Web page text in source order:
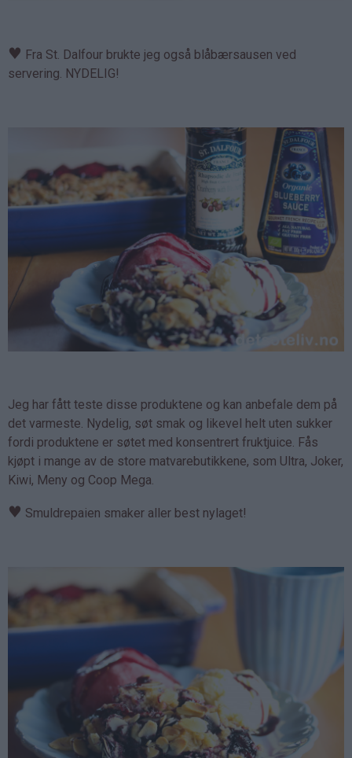
♥ Fra St. Dalfour brukte jeg også blåbærsausen ved
servering. NYDELIG!
Jeg har fått teste disse produktene og kan anbefale dem på
det varmeste. Nydelig, søt smak og likevel helt uten sukker
fordi produktene er søtet med konsentrert fruktjuice. Fås
kjøpt i mange av de store matvarebutikkene, som Ultra, Joker,
Kiwi, Meny og Coop Mega.
♥ Smuldrepaien smaker aller best nylaget!